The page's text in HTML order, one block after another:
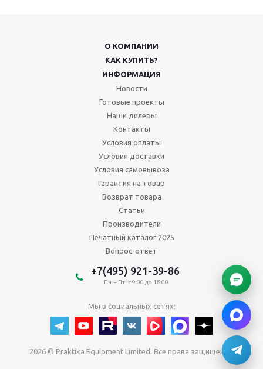
О КОМПАНИИ
КАК КУПИТЬ?
ИНФОРМАЦИЯ
Новости
Готовые проекты
Наши дилеры
Контакты
Условия оплаты
Условия доставки
Условия самовывоза
Гарантия на товар
Возврат товара
Статьи
Производители
Печатный каталог 2025
Вопрос-ответ
+7(495) 921-39-86
Пн. – Пт.: с 9:00 до 18:00
Мы в социальных сетях:
2026 © Praktika Equipment Limited. Все права защищены.